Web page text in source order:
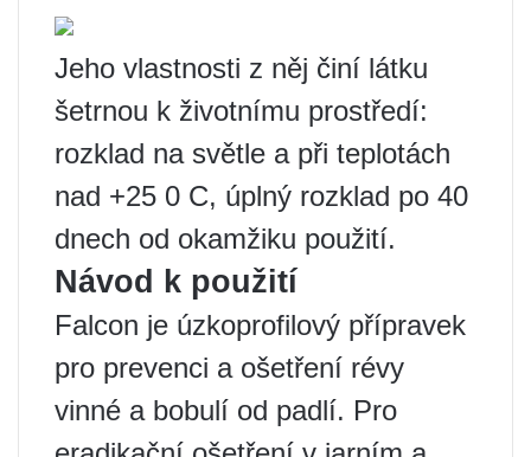
Jeho vlastnosti z něj činí látku
šetrnou k životnímu prostředí:
rozklad na světle a při teplotách
nad +25 0 C, úplný rozklad po 40
dnech od okamžiku použití.
Návod k použití
Falcon je úzkoprofilový přípravek
pro prevenci a ošetření révy
vinné a bobulí od padlí. Pro